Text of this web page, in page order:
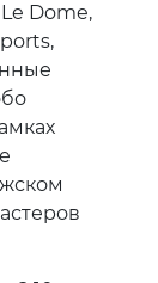
Dome,